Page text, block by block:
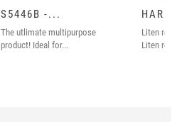
S5446B -...
The utlimate multipurpose
product! Ideal for...
Liten
Liten